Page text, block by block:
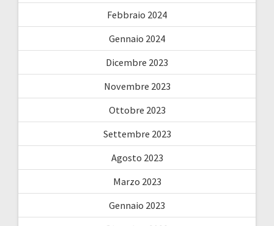
Febbraio 2024
Gennaio 2024
Dicembre 2023
Novembre 2023
Ottobre 2023
Settembre 2023
Agosto 2023
Marzo 2023
Gennaio 2023